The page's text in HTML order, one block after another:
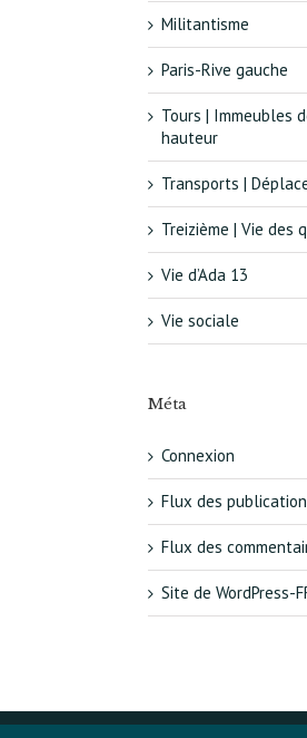
Militantisme
Paris-Rive gauche
Tours | Immeubles
hauteur
Transports |
Treizième | Vie des
Vie d’Ada 13
Vie sociale
Méta
Connexion
Flux des
Flux des
Site de WordPress-